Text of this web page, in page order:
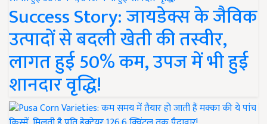
Success Story: जायडेक्स के जैविक
उत्पादों से बदली खेती की तस्वीर,
लागत हुई 50% कम, उपज में भी हुई
शानदार वृद्धि!